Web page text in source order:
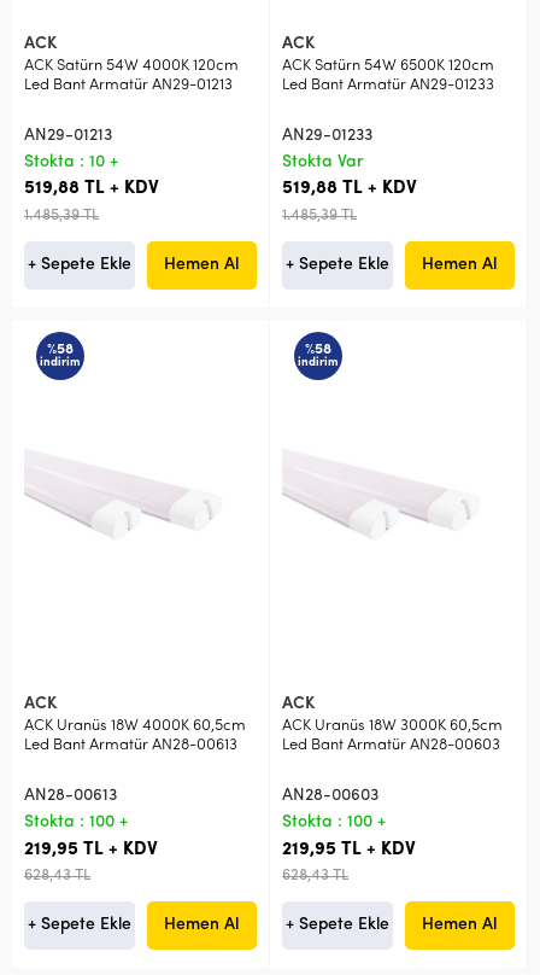
ACK
ACK Satürn 54W 4000K 120cm
Led Bant Armatür AN29-01213
AN29-01213
Stokta : 10 +
519,88 TL + KDV
1.485,39 TL
+ Sepete Ekle Hemen Al
ACK
ACK Satürn 54W 6500K 120cm
Led Bant Armatür AN29-01233
AN29-01233
Stokta Var
519,88 TL + KDV
1.485,39 TL
+ Sepete Ekle Hemen Al
%58
indirim
ACK
ACK Uranüs 18W 4000K 60,5cm
Led Bant Armatür AN28-00613
AN28-00613
Stokta : 100 +
219,95 TL + KDV
628,43 TL
+ Sepete Ekle Hemen Al
%58
indirim
ACK
ACK Uranüs 18W 3000K 60,5cm
Led Bant Armatür AN28-00603
AN28-00603
Stokta : 100 +
219,95 TL + KDV
628,43 TL
+ Sepete Ekle Hemen Al